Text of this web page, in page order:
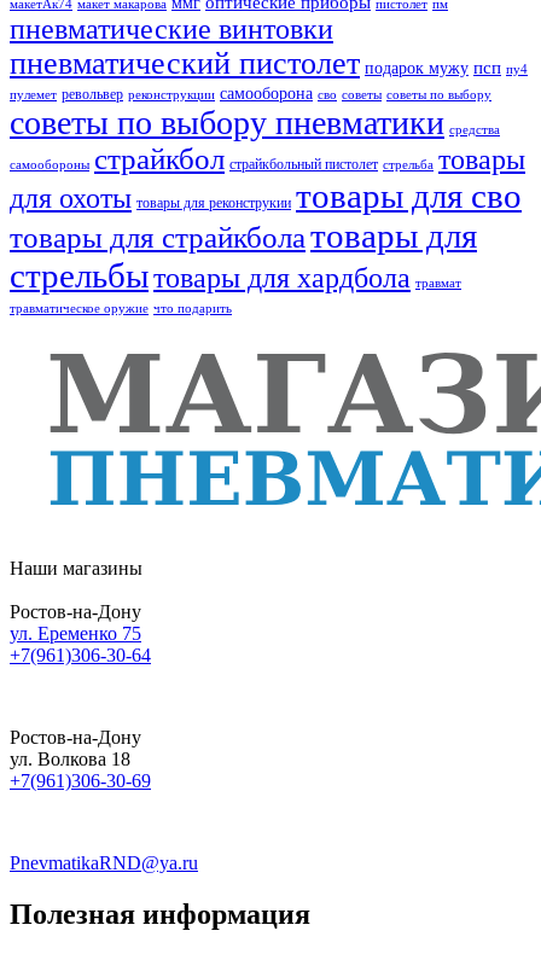
макетАк74 макет макарова пистолет пм
пневматические винтовки
пневматический пистолет подарок мужу псп пу4
пулемет револьвер реконструкции самооборона сво советы советы по выбору
советы по выбору пневматики средства
самообороны страйкбол страйкбольный пистолет стрельба товары
для охоты товары для реконструкии товары для сво
товары для страйкболатовары для
стрельбытовары для хардбола травмат
травматическое оружие что подарить
Наши магазины
Ростов-на-Дону
ул. Еременко 75
+7(961)306-30-64
Ростов-на-Дону
ул. Волкова 18
+7(961)306-30-69
PnevmatikaRND@ya.ru
Полезная информация